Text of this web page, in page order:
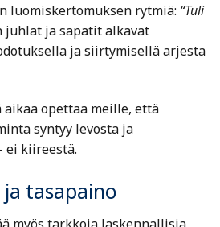
luomiskertomuksen rytmiä: “Tuli
ja sapatit alkavat
ja siirtymisellä arjesta
aikaa opettaa meille, että
syntyy levosta ja
ei kiireestä.
tasapaino